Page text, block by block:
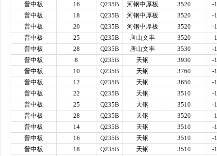
普中板
16 Q235B 河钢中厚板 3520
-
普中板
18 Q235B 河钢中厚板 3520
-
普中板
20 Q235B 河钢中厚板 3520
-
普中板
25 Q235B 唐山文丰 3520
-
普中板
28 Q235B 唐山文丰 3530
-
普中板
8 Q235B 天钢 3930
-
普中板
10 Q235B 天钢 3760
-
普中板
12 Q235B 天钢 3650
-
普中板
22 Q235B 天钢 3510
-
普中板
25 Q235B 天钢 3510
-
普中板
28 Q235B 天钢 3520
-
普中板
14 Q235B 天钢 3510
-
普中板
16 Q235B 天钢 3510
-
普中板
18 Q235B 天钢 3510
-